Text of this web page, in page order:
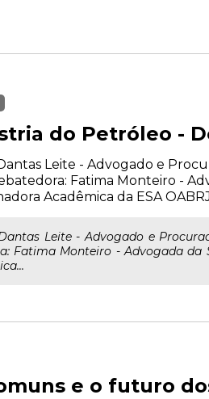
do Petróleo -
Leite - Advogado e
Fatima Monteiro -
Acadêmica da ESA
Leite - Advogado e
Fatima Monteiro - Advogada da
e o futuro